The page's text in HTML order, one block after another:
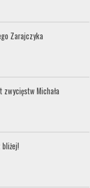
Zarajczyka
zwycięstw Michała